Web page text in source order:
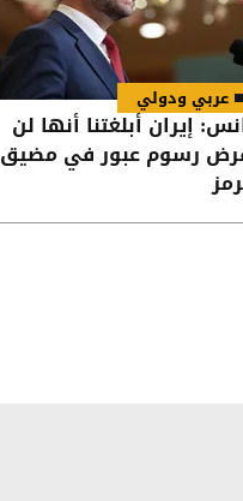
عربي ودولي
إيران أبلغتنا أنها لن
رسوم عبور في مضيق